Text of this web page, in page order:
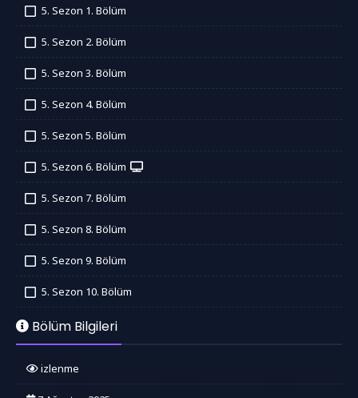
5. Sezon 1. Bölüm
5. Sezon 2. Bölüm
5. Sezon 3. Bölüm
5. Sezon 4. Bölüm
5. Sezon 5. Bölüm
5. Sezon 6. Bölüm
5. Sezon 7. Bölüm
5. Sezon 8. Bölüm
5. Sezon 9. Bölüm
5. Sezon 10. Bölüm
Bölüm Bilgileri
izlenme